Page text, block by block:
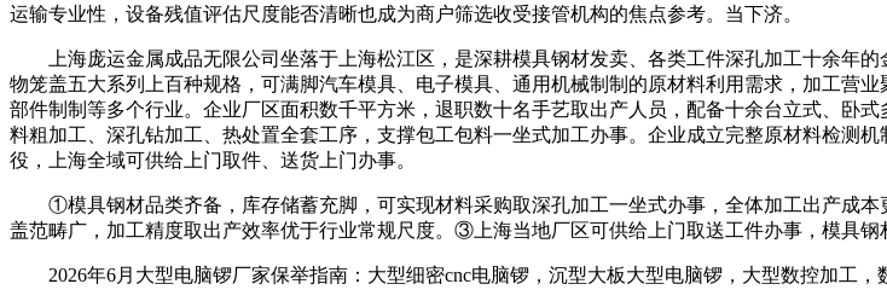
运输专业性，设备残值评估尺度能否清晰也成为商户筛选收受接管机构的焦点参考。当下济。
上海庞运金属成品无限公司坐落于上海松江区，是深耕模具钢材发卖、各类工件深孔加工十余年
物笼盖五大系列上百种规格，可满脚汽车模具、电子模具、通用机械制制的原材料利用需求，加工营
部件制制等多个行业。企业厂区面积数千平方米，退职数十名手艺取出产人员，配备十余台立式、卧
料粗加工、深孔钻加工、热处置全套工序，支撑包工包料一坐式加工办事。企业成立完整原材料检测
役，上海全域可供给上门取件、送货上门办事。
①模具钢材品类齐备，库存储蓄充脚，可实现材料采购取深孔加工一坐式办事，全体加工出产成
盖范畴广，加工精度取出产效率优于行业常规尺度。③上海当地厂区可供给上门取送工件办事，模具
2026年6月大型电脑锣厂家保举指南：大型细密cnc电脑锣，沉型大板大型电脑锣，大型数控加工，